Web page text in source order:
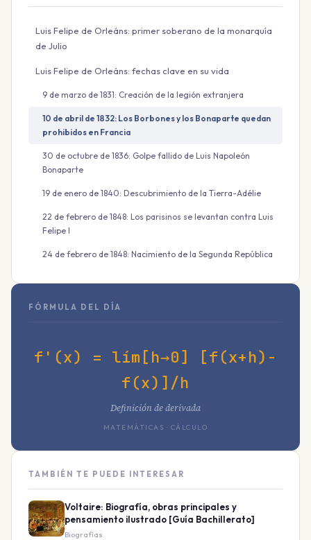
Luis Felipe de Orleáns: primer soberano de la monarquía
de Julio
Luis Felipe de Orleáns: fechas clave en su vida
9 de marzo de 1831: Creación de la legión extranjera
10 de abril de 1832: Los Borbones y los Bonaparte quedan
prohibidos en Francia
30 de octubre de 1836: Golpe fallido de Luis Napoleón
Bonaparte
19 de enero de 1840: Descubrimiento de la Tierra-Adélie
22 de febrero de 1848: Los parisinos se levantan contra Luis
Felipe I
24 de febrero de 1848: Nacimiento de la Segunda República
FÓRMULA DEL DÍA
f'(x) = lím[h→0] [f(x+h)-
f(x)]/h
Definición de derivada
MATEMÁTICAS · CÁLCULO
TAMBIÉN TE PUEDE INTERESAR
Voltaire: Biografía, obras principales y
pensamiento ilustrado [Guía Bachillerato]
Biografías